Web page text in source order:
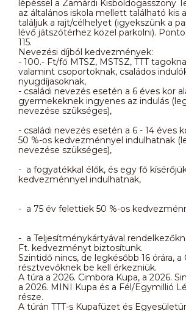
lépéssel a Zamárdi Kisboldogasszony
az általános iskola mellett található kis
találjuk a rajt/célhelyet (igyekszünk a
lévő játszótérhez közel parkolni).
115.
Nevezési díjból kedvezmények:
- 100.- Ft/fő MTSZ, MSTSZ, TTT
valamint csoportoknak, családos
nyugdíjasoknak,
- családi nevezés esetén a 6 éves kor
gyermekeknek ingyenes az indulás
nevezése
- családi nevezés esetén a 6 - 14 éves
50 %-os kedvezménnyel indulhatnak
nevezése
- a fogyatékkal élők, és egy fő
kedvezménnyel indulhatnak,
- a 75 év felettiek 50 %-os
- a Teljesítménykártyával
Ft. kedvezményt biztosítunk.
Szintidő nincs, de legkésőbb 16 órára, a
résztvevőknek be kell érkezniük.
A túra a 2026. Cimbora Kupa, a 2026.
a 2026. MINI Kupa és a Fél/Egymillió
része.
A túrán TTT-s Kupafüzet és